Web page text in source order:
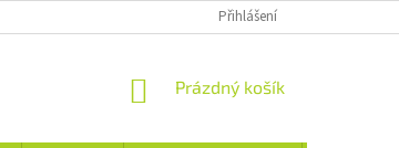
Přihlášení
NÁKUPNÍ
Prázdný košík